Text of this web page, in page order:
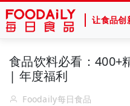
让食品创
食品饮料必看：400+
| 年度福利
Foodaily每日食品